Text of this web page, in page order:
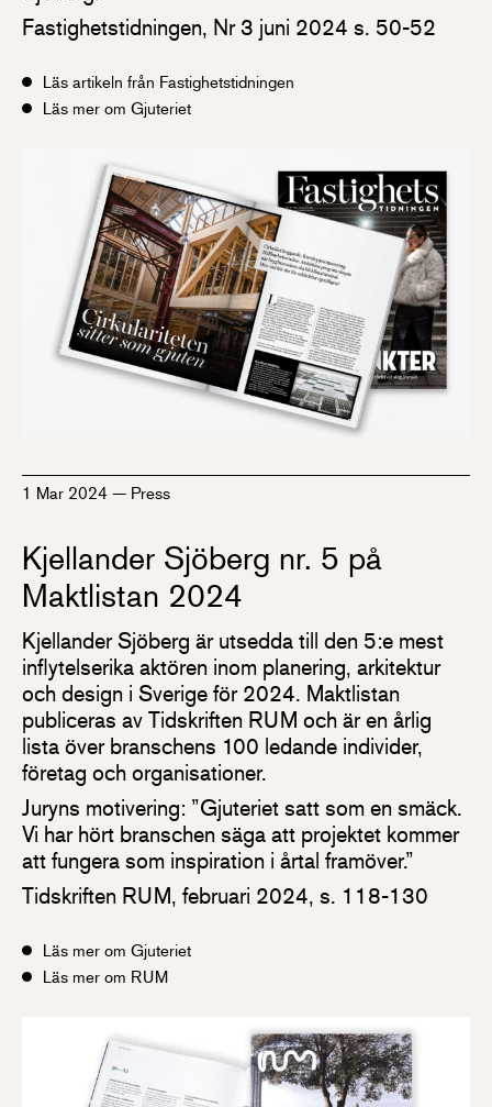
Fastighetstidningen, Nr 3 juni 2024 s. 50-52
Läs artikeln från Fastighetstidningen
Läs mer om Gjuteriet
1 Mar 2024 — Press
Kjellander Sjöberg nr. 5 på
Maktlistan 2024
Kjellander Sjöberg är utsedda till den 5:e mest
inflytelserika aktören inom planering, arkitektur
och design i Sverige för 2024. Maktlistan
publiceras av Tidskriften RUM och är en årlig
lista över branschens 100 ledande individer,
företag och organisationer.
Juryns motivering: ”Gjuteriet satt som en smäck.
Vi har hört branschen säga att projektet kommer
att fungera som inspiration i årtal framöver.”
Tidskriften RUM, februari 2024, s. 118-130
Läs mer om Gjuteriet
Läs mer om RUM